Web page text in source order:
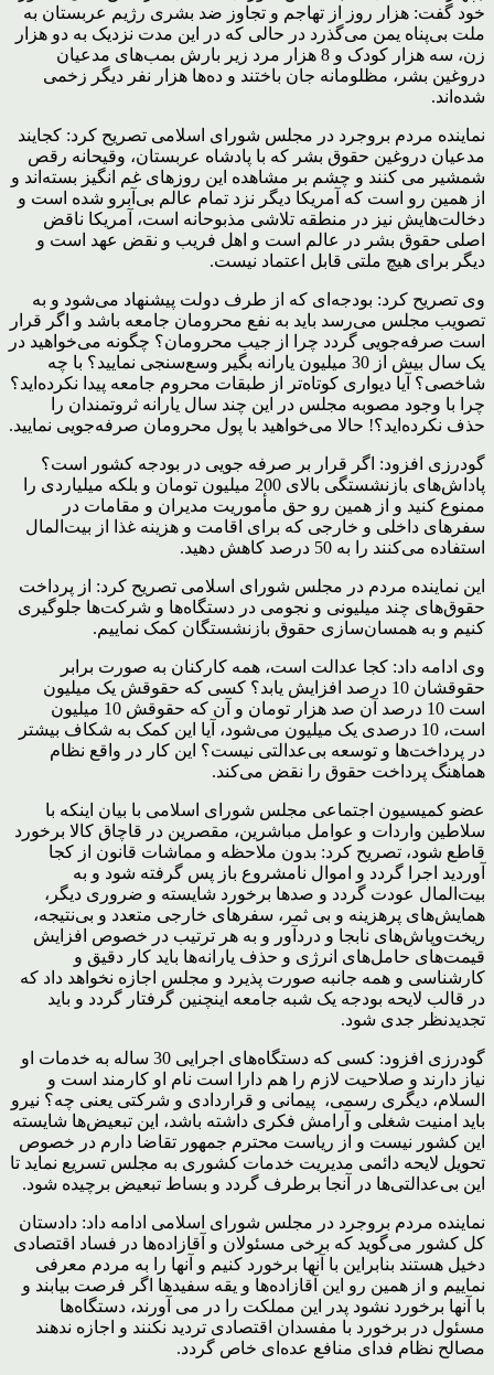
خود گفت: هزار روز از تهاجم و تجاوز ضد بشری رژیم عربستان به
ملت بی‌پناه یمن می‌گذرد در حالی که در این مدت نزدیک به دو هزار
زن، سه هزار کودک و 8 هزار مرد زیر بارش بمب‌های مدعیان
دروغین بشر، مظلومانه جان باختند و ده‌ها هزار نفر دیگر زخمی
شده‌اند.
نماینده مردم بروجرد در مجلس شورای اسلامی تصریح کرد: کجایند
مدعیان دروغین حقوق بشر که با پادشاه عربستان، وقیحانه رقص
شمشیر می کنند و چشم بر مشاهده این روزهای غم انگیز بسته‌اند و
از همین رو است که آمریکا دیگر نزد تمام عالم بی‌آبرو شده است و
دخالت‌هایش نیز در منطقه تلاشی مذبوحانه است، آمریکا ناقض
اصلی حقوق بشر در عالم است و اهل فریب و نقض عهد است و
دیگر برای هیچ ملتی قابل اعتماد نیست.
وی تصریح کرد: بودجه‌ای که از طرف دولت پیشنهاد می‌شود و به
تصویب مجلس می‌رسد باید به نفع محرومان جامعه باشد و اگر قرار
است صرفه‌جویی گردد چرا از جیب محرومان؟ چگونه می‌خواهید در
یک سال بیش از 30 میلیون یارانه بگیر وسع‌سنجی نمایید؟ با چه
شاخصی؟ آیا دیواری کوتاه‌تر از طبقات محروم جامعه پیدا نکرده‌اید؟
چرا با وجود مصوبه مجلس در این چند سال یارانه ثروتمندان را
حذف نکرده‌اید؟! حالا می‌خواهید با پول محرومان صرفه‌جویی نمایید.
گودرزی افزود: اگر قرار بر صرفه جویی در بودجه کشور است؟
پاداش‌های بازنشستگی بالای 200 میلیون تومان و بلکه میلیاردی را
ممنوع کنید و از همین رو حق مأموریت مدیران و مقامات در
سفرهای داخلی و خارجی که برای اقامت و هزینه غذا از بیت‌المال
استفاده می‌کنند را به 50 درصد کاهش دهید.
این نماینده مردم در مجلس شورای اسلامی تصریح کرد: از پرداخت
حقوق‌های چند میلیونی و نجومی در دستگاه‌ها و شرکت‌ها جلوگیری
کنیم و به همسان‌سازی حقوق بازنشستگان کمک نماییم.
وی ادامه داد: کجا عدالت است، همه کارکنان به صورت برابر
حقوقشان 10 درصد افزایش یابد؟ کسی که حقوقش یک میلیون
است 10 درصد آن صد هزار تومان و آن که حقوقش 10 میلیون
است، 10 درصدی یک میلیون می‌شود، آیا این کمک به شکاف بیشتر
در پرداخت‌ها و توسعه بی‌عدالتی نیست؟ این کار در واقع نظام
هماهنگ پرداخت حقوق را نقض می‌کند.
عضو کمیسیون اجتماعی مجلس شورای اسلامی با بیان اینکه با
سلاطین واردات و عوامل مباشرین، مقصرین در قاچاق کالا برخورد
قاطع شود، تصریح کرد: بدون ملاحظه و مماشات قانون از کجا
آوردید اجرا گردد و اموال نامشروع باز پس گرفته شود و به
بیت‌المال عودت گردد و صدها برخورد شایسته و ضروری دیگر،
همایش‌های پرهزینه و بی ثمر، سفرهای خارجی متعدد و بی‌نتیجه،
ریخت‌وپاش‌های نابجا و دردآور و به هر ترتیب در خصوص افزایش
قیمت‌های حامل‌های انرژی و حذف یارانه‌ها باید کار دقیق و
کارشناسی و همه جانبه صورت پذیرد و مجلس اجازه نخواهد داد که
در قالب لایحه بودجه یک شبه جامعه اینچنین گرفتار گردد و باید
تجدیدنظر جدی شود.
گودرزی افزود: کسی که دستگاه‌های اجرایی 30 ساله به خدمات او
نیاز دارند و صلاحیت لازم را هم دارا است نام او کارمند است و
السلام، دیگری رسمی، پیمانی و قراردادی و شرکتی یعنی چه؟ نیرو
باید امنیت شغلی و آرامش فکری داشته باشد، این تبعیض‌ها شایسته
این کشور نیست و از ریاست محترم جمهور تقاضا دارم در خصوص
تحویل لایحه دائمی مدیریت خدمات کشوری به مجلس تسریع نماید تا
این بی‌عدالتی‌ها در آنجا برطرف گردد و بساط تبعیض برچیده شود.
نماینده مردم بروجرد در مجلس شورای اسلامی ادامه داد: دادستان
کل کشور می‌گوید که برخی مسئولان و آقازاده‌ها در فساد اقتصادی
دخیل هستند بنابراین با آنها برخورد کنیم و آنها را به مردم معرفی
نماییم و از همین رو این آقازاده‌ها و یقه سفیدها اگر فرصت بیابند و
با آنها برخورد نشود پدر این مملکت را در می آورند، دستگاه‌ها
مسئول در برخورد با مفسدان اقتصادی تردید نکنند و اجازه ندهند
مصالح نظام فدای منافع عده‌ای خاص گردد.